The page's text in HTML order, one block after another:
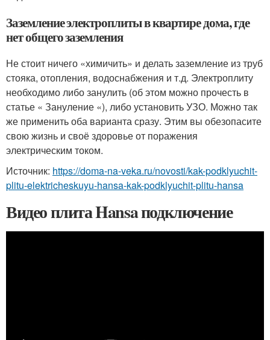
Заземление электроплиты в квартире дома, где
нет общего заземления
Не стоит ничего «химичить» и делать заземление из труб
стояка, отопления, водоснабжения и т.д. Электроплиту
необходимо либо занулить (об этом можно прочесть в
статье « Зануление «), либо установить УЗО. Можно так
же применить оба варианта сразу. Этим вы обезопасите
свою жизнь и своё здоровье от поражения
электрическим током.
Источник: https://doma-na-veka.ru/novosti/kak-podklyuchit-
plitu-elektricheskuyu-hansa-kak-podklyuchit-plitu-hansa
Видео плита Hansa подключение